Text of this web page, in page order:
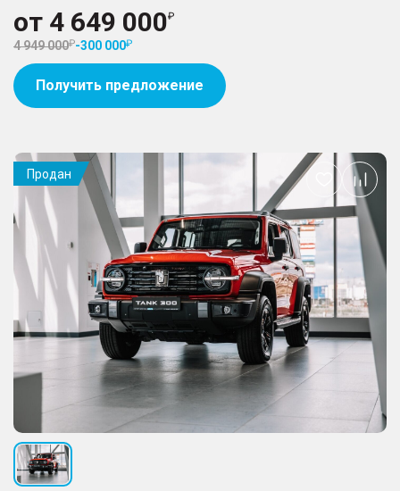
от 4 649 000
4 949 000 -300 000
Получить предложение
Продан
Добавить
избранное